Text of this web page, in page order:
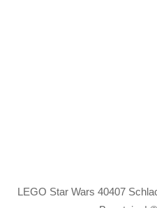
LEGO Star Wars 40407